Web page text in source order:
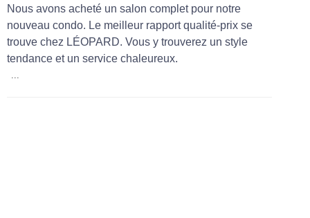
Nous avons acheté un salon complet pour notre
nouveau condo. Le meilleur rapport qualité-prix se
trouve chez LÉOPARD. Vous y trouverez un style
tendance et un service chaleureux.
...